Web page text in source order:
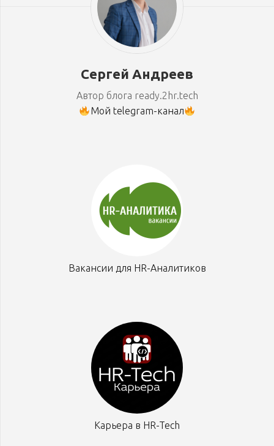
Сергей Андреев
Автор блога ready.2hr.tech
Мой telegram-канал
Вакансии для HR-Аналитиков
Карьера в HR-Tech